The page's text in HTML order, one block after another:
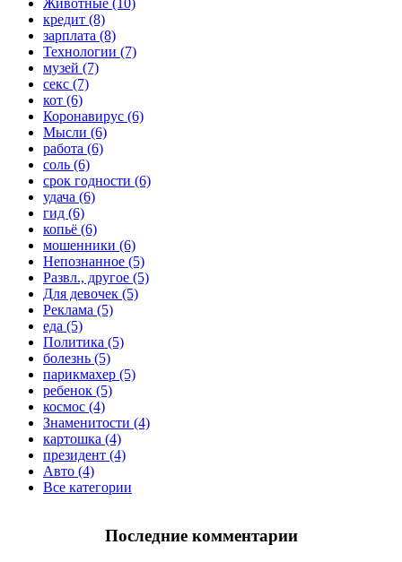
кредит (8)
зарплата (8)
Технологии (7)
музей (7)
секс (7)
кот (6)
Коронавирус (6)
Мысли (6)
работа (6)
соль (6)
срок годности (6)
удача (6)
гид (6)
копьё (6)
мошенники (6)
Непознанное (5)
Развл., другое (5)
Для девочек (5)
Реклама (5)
еда (5)
Политика (5)
болезнь (5)
парикмахер (5)
ребенок (5)
космос (4)
Знаменитости (4)
картошка (4)
президент (4)
Авто (4)
Все категории
Последние комментарии